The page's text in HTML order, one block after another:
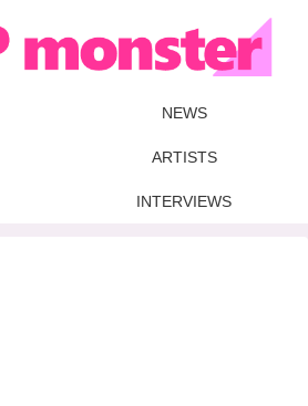
NEWS
ARTISTS
INTERVIEWS